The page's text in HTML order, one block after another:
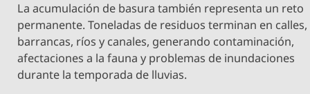
La acumulación de basura también representa un reto
permanente. Toneladas de residuos terminan en calles,
barrancas, ríos y canales, generando contaminación,
afectaciones a la fauna y problemas de inundaciones
durante la temporada de lluvias.